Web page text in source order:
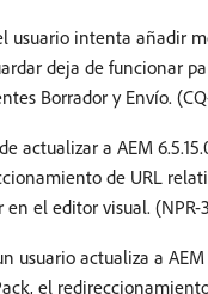
usuario intenta añadir
deja de funcionar
Borrador y Envío.
actualizar a AEM
de URL
en el editor visual. (NPR-
usuario actualiza a AEM
el